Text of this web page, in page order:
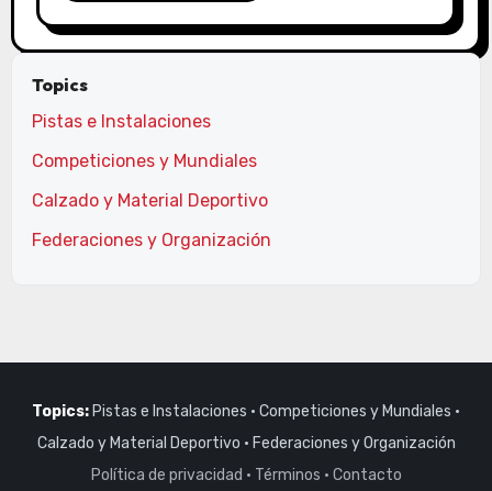
Topics
Pistas e Instalaciones
Competiciones y Mundiales
Calzado y Material Deportivo
Federaciones y Organización
Topics: Pistas e Instalaciones · Competiciones y Mundiales ·
Calzado y Material Deportivo · Federaciones y Organización
Política de privacidad · Términos · Contacto